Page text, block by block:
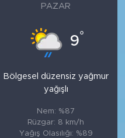
PAZAR
9°
Bölgesel düzensiz yağmur
yağışlı
Nem: %87
Rüzgar: 8 km/h
Yağış Olasılığı: %89